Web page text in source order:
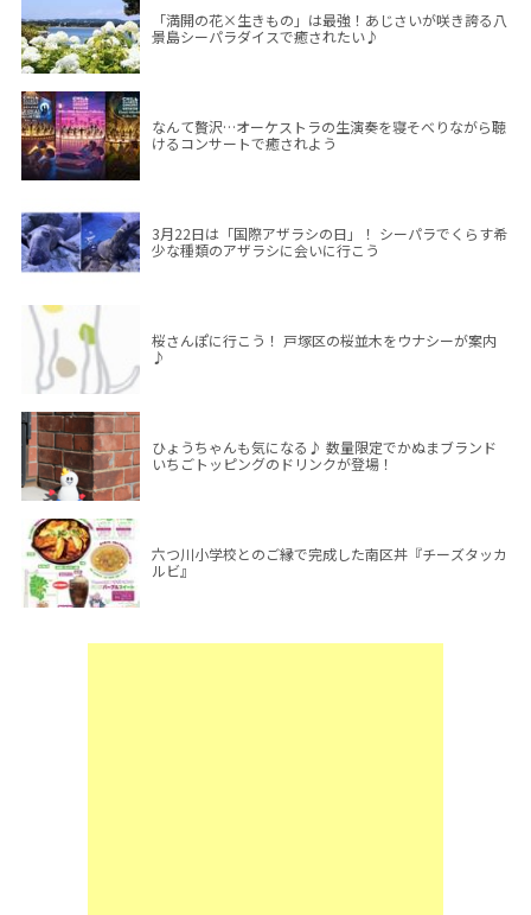
「満開の花×生きもの」は最強！あじさいが咲き誇る八
景島シーパラダイスで癒されたい♪
なんて贅沢…オーケストラの生演奏を寝そべりながら聴
けるコンサートで癒されよう
3月22日は「国際アザラシの日」！ シーパラでくらす希
少な種類のアザラシに会いに行こう
桜さんぽに行こう！ 戸塚区の桜並木をウナシーが案内
♪
ひょうちゃんも気になる♪ 数量限定でかぬまブランド
いちごトッピングのドリンクが登場！
六つ川小学校とのご縁で完成した南区丼『チーズタッカ
ルビ』